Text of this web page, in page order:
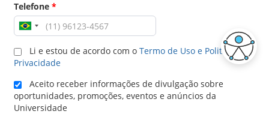
Telefone *
Li e estou de acordo com o Termo de Uso e Politica de
Privacidade
Aceito receber informações de divulgação sobre
oportunidades, promoções, eventos e anúncios da
Universidade